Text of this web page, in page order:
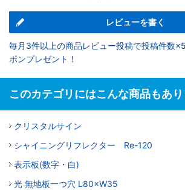
レビューを書く
毎月3件以上の商品レビュー投稿で投稿件数
ポンプレゼント！
このカテゴリにはこんな商品もあり
クリスタルサイン
シャイニングリフレクター Re-120
表示板(数字・白)
光 無地板一つ穴 L80×W35